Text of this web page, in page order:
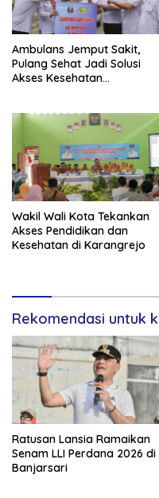
Ambulans Jemput Sakit,
Pulang Sehat Jadi Solusi
Akses Kesehatan
Wakil Wali Kota Tekankan
Akses Pendidikan dan
Kesehatan di Karangrejo
Rekomendasi untuk
Ratusan Lansia Ramaikan
Senam LLI Perdana 2026 di
Banjarsari